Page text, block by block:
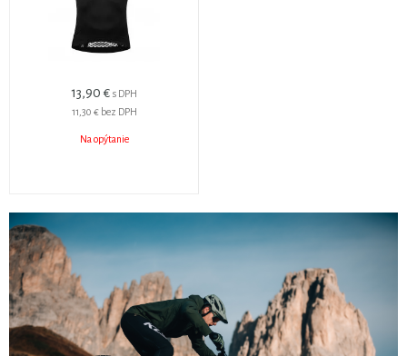
13,90 € s DPH
11,30 € bez DPH
Na opýtanie